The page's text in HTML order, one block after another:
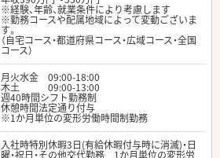
※経験、年齢、就業条件により考慮します
※勤務コースや配属地域によって変動ございま
す。
（自宅コース・都道府県コース・広域コース・全国
コース）
月火水金 09:00-18:00
木土 09:00-13:00
週40時間シフト勤務制
休憩時間法定通り付与
※1か月単位の変形労働時間制勤務
入社時特別休暇3日(有給休暇付与時に消滅)・日
曜・祝日・その他交代勤務 1か月単位の変形労